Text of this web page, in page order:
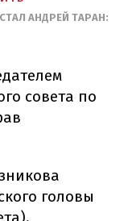
АНДРЕЙ ТАРАН:
совета по
головы